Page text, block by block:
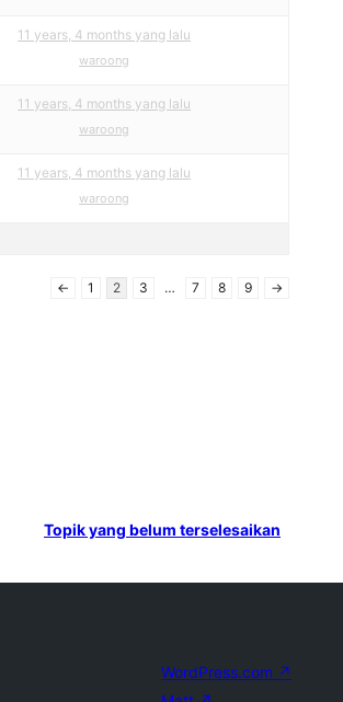
11 years, 4 months yang lalu
waroong
11 years, 4 months yang lalu
waroong
11 years, 4 months yang lalu
waroong
← 1 2 3 … 7 8 9 →
Topik yang belum terselesaikan
WordPress.com ↗